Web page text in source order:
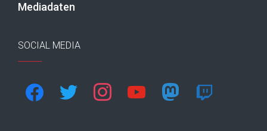
Mediadaten
SOCIAL MEDIA
facebook twitter instagram youtube mastodon twitch